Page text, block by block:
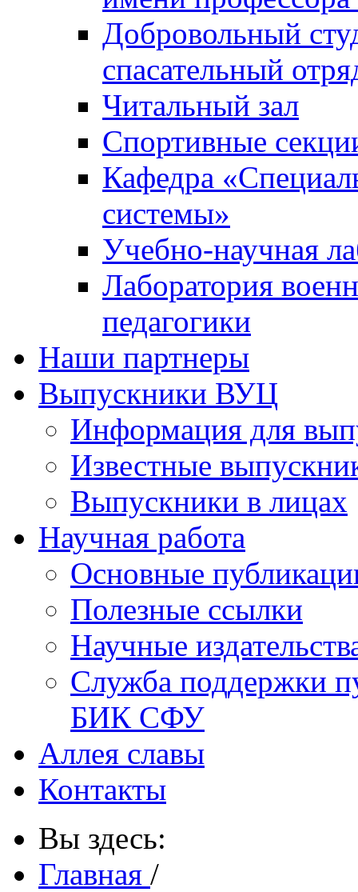
Добровольный
спасательный
Читальный зал
Спортивные
Кафедра
системы»
Учебно-научная
Лаборатория
педагогики
Наши партнеры
Выпускники ВУЦ
Информация для
Известные
Выпускники в лицах
Научная работа
Основные
Полезные ссылки
Научные
Служба поддержки
БИК СФУ
Аллея славы
Контакты
Вы здесь:
Главная /